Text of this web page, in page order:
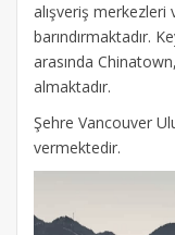
alışveriş merkezleri
barındırmaktadır.
arasında
almaktadır.
Şehre Vancouver
vermektedir.